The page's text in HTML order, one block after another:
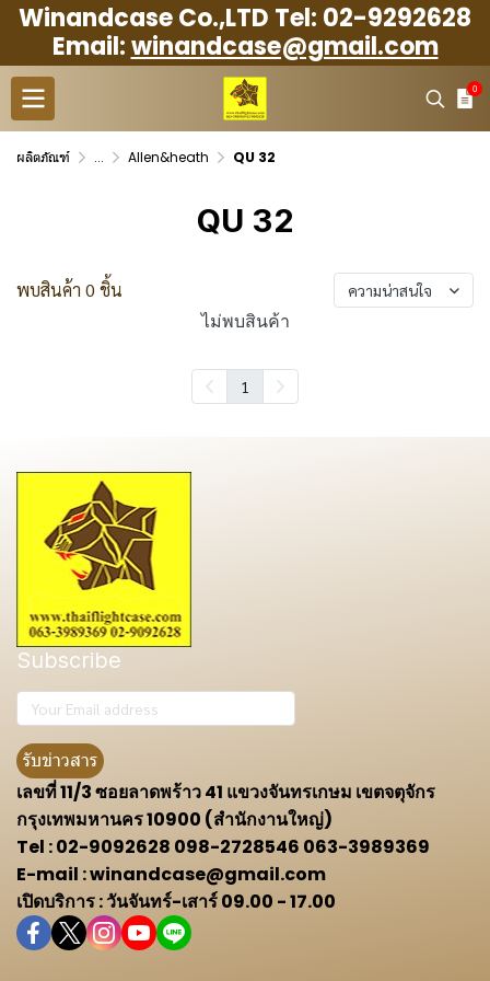
Winandcase Co.,LTD Tel: 02-9292628
Email:winandcase@gmail.com
0
ผลิตภัณฑ์ ... Allen&heath QU 32
QU 32
พบสินค้า 0 ชิ้น ความน่าสนใจ
ไม่พบสินค้า
1
Subscribe
รับข่าวสาร
เลขที่ 11/3 ซอยลาดพร้าว 41 แขวงจันทรเกษม เขตจตุจักร
กรุงเทพมหานคร 10900 (สำนักงานใหญ่)
Tel : 02-9092628 098-2728546 063-3989369
E-mail : winandcase@gmail.com
เปิดบริการ : วันจันทร์-เสาร์ 09.00 - 17.00